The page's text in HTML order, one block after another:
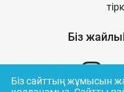
Біз жайлы
Біз сайттың жұмысын